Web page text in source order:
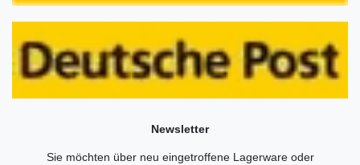
Newsletter
Sie möchten über neu eingetroffene Lagerware oder